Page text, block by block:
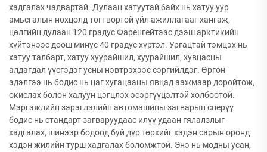
хадгалах чадвартай. Дулаан хатуутай байх нь хатуу уур
амьсгалын нөхцөлд тогтвортой үйл ажиллагааг хангаж,
цөлгийн дулаан 120 градус Фаренгейтээс дээш арктикийн
хүйтэнээс доош минус 40 градус хүртэл. Ургацтай тэмцэх нь
хатуу талбарт, хатуу хуурайшил, хуурайшил, хувцасны
алдагдал үүсгэдэг усны нэвтрэхээс сэргийлдэг. Өргөн
эдэлгээ нь бодис нь цаг хугацааны явцад аажмаар доройтож,
окислах болон халуун цэгцлэх эсэргүүцэлтэй холбоотой.
Мэргэжлийн зэрэглэлийн автомашины загварын сперүү
бодис нь стандарт загваруудаас илүү удаан гялалзлыг
хадгалах, шинээр бодоод буй дүр төрхийг хэдэн сарын оронд
хэдэн жилийн турш хадгалах боломжтой. Энэ нь модны усан,